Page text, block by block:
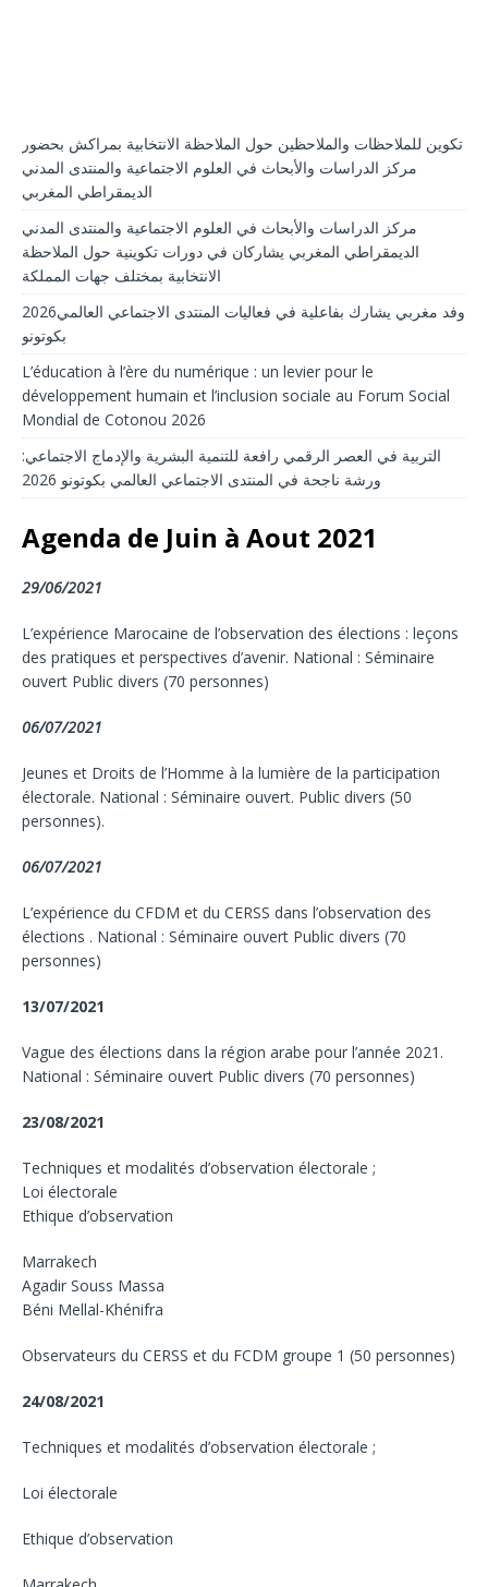
تكوين للملاحظات والملاحظين حول الملاحظة الانتخابية بمراكش بحضور
مركز الدراسات والأبحاث في العلوم الاجتماعية والمنتدى المدني
الديمقراطي المغربي
مركز الدراسات والأبحاث في العلوم الاجتماعية والمنتدى المدني
الديمقراطي المغربي يشاركان في دورات تكوينية حول الملاحظة
الانتخابية بمختلف جهات المملكة
2026وفد مغربي يشارك بفاعلية في فعاليات المنتدى الاجتماعي العالمي
بكوتونو
L’éducation à l’ère du numérique : un levier pour le
développement humain et l’inclusion sociale au Forum Social
Mondial de Cotonou 2026
التربية في العصر الرقمي رافعة للتنمية البشرية والإدماج الاجتماعي:
ورشة ناجحة في المنتدى الاجتماعي العالمي بكوتونو 2026
Agenda de Juin à Aout 2021
29/06/2021
L’expérience Marocaine de l’observation des élections : leçons
des pratiques et perspectives d’avenir. National : Séminaire
ouvert Public divers (70 personnes)
06/07/2021
Jeunes et Droits de l’Homme à la lumière de la participation
électorale. National : Séminaire ouvert. Public divers (50
personnes).
06/07/2021
L’expérience du CFDM et du CERSS dans l’observation des
élections . National : Séminaire ouvert Public divers (70
personnes)
13/07/2021
Vague des élections dans la région arabe pour l’année 2021.
National : Séminaire ouvert Public divers (70 personnes)
23/08/2021
Techniques et modalités d’observation électorale ;
Loi électorale
Ethique d’observation
Marrakech
Agadir Souss Massa
Béni Mellal-Khénifra
Observateurs du CERSS et du FCDM groupe 1 (50 personnes)
24/08/2021
Techniques et modalités d’observation électorale ;
Loi électorale
Ethique d’observation